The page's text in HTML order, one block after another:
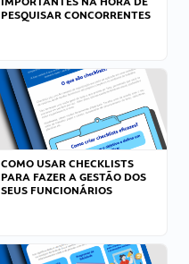
PESQUISAR CONCORRENTES
COMO USAR CHECKLISTS
PARA FAZER A GESTÃO DOS
SEUS FUNCIONÁRIOS